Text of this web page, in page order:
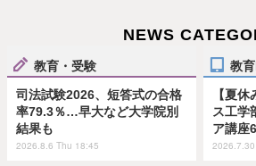
NEWS
教育・受験
司法試験2026、短答式の合格
率79.3％…早大など大学院別
結果も
2026.8.6 Thu 18:45
教
【夏
ス工学
ア講座